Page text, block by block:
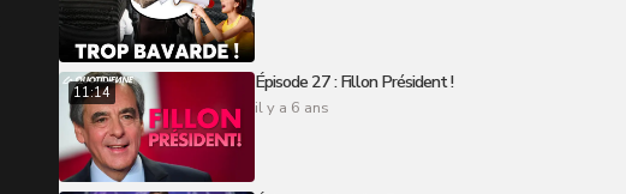
11:14 Épisode 27 : Fillon Président !
il y a 6 ans